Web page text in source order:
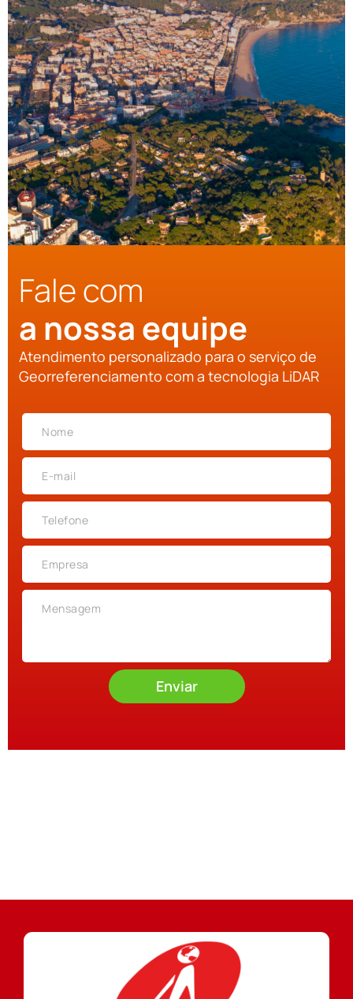
Fale com
a nossa equipe
Atendimento personalizado para o serviço de
Georreferenciamento com a tecnologia LiDAR
Enviar